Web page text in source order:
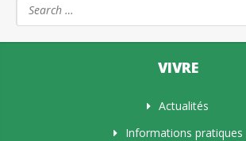
VIVRE
Actualités
Informations pratiques